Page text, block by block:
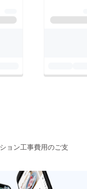
ョン工事費用のご支